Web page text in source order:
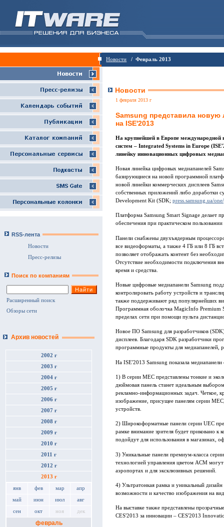
Новости / Февраль 2013
RSS-лента
Новости
Пресс-релизы
Поиск по компаниям
Расширенный поиск
Обзоры сети
Архив новостей
2002 г
2003 г
2004 г
2005 г
2006 г
2007 г
2008 г
2009 г
2010 г
2011 г
2012 г
2013 г
янв фев мар апр
май июн июл авг
сен окт ноя дек
февраль
Новости
1 февраля 2013 г
Samsung представила новую
на ISE'2013
На крупнейшей в Европе международной
систем – Integrated Systems in Europe
линейку инновационных цифровых
Новая линейка цифровых медиапанелей
базирующиеся на новой программной
новой линейки коммерческих дисплеев
собственных приложений либо доработки
Development Kit (SDK; press.samsung.ua/
Платформа Samsung Smart Signage делает
обеспечения при практическом
Панели снабжены двухъядерным
все видеоформаты, а также 4 ГБ или 8 ГБ
позволяет отображать контент без
Отсутствие необходимости подключения
время и средства.
Новые цифровые медиапанели Samsung
контролировать работу устройств и
также поддерживают ряд популярнейших
Программная оболочка MagicInfo Premium
пределах сети при помощи пульта
Новое ПО Samsung для разработчиков
дисплеев. Благодаря SDK разработчики
программные продукты для медиапанелей,
На ISE'2013 Samsung показала
1) В серии MEC представлены тонкие и
дюймовая панель станет идеальным
рекламно-информационных задач. Четкое,
изображение, присущее панелям серии
устройств.
2) Широкоформатные панели серии UEC
рамке внимание зрителя будет приковано к
подойдут для использования в магазинах,
3) Уникальные панели премиум-класса
технологией управления цветом ACM
аэропортах и для эксклюзивных решений.
4) Ультратонкая рамка и уникальный
возможности и качество изображения на
На выставке также представлены
CES'2013 за инновации – CES'2013